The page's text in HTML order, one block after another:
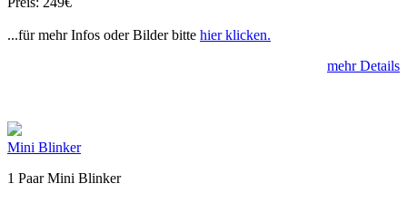
...für mehr Infos oder Bilder bitte hier klicken.
mehr Details
Mini Blinker
1 Paar Mini Blinker